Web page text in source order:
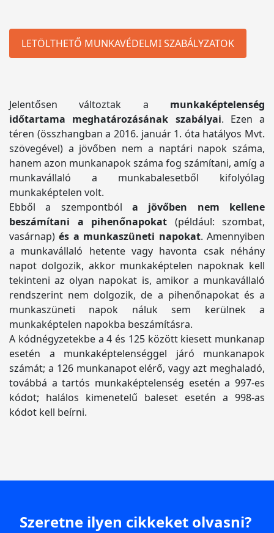
LETÖLTHETŐ MUNKAVÉDELMI SZABÁLYZATOK
Jelentősen változtak a munkaképtelenség
időtartama meghatározásának szabályai. Ezen a
téren (összhangban a 2016. január 1. óta hatályos Mvt.
szövegével) a jövőben nem a naptári napok száma,
hanem azon munkanapok száma fog számítani, amíg a
munkavállaló a munkabalesetből kifolyólag
munkaképtelen volt.
Ebből a szempontból a jövőben nem kellene
beszámítani a pihenőnapokat (például: szombat,
vasárnap)és a munkaszüneti napokat. Amennyiben
a munkavállaló hetente vagy havonta csak néhány
napot dolgozik, akkor munkaképtelen napoknak kell
tekinteni az olyan napokat is, amikor a munkavállaló
rendszerint nem dolgozik, de a pihenőnapokat és a
munkaszüneti napok náluk sem kerülnek a
munkaképtelen napokba beszámításra.
A kódnégyzetekbe a 4 és 125 között kiesett munkanap
esetén a munkaképtelenséggel járó munkanapok
számát; a 126 munkanapot elérő, vagy azt meghaladó,
továbbá a tartós munkaképtelenség esetén a 997-es
kódot; halálos kimenetelű baleset esetén a 998-as
kódot kell beírni.
Szeretne ilyen cikkeket olvasni?